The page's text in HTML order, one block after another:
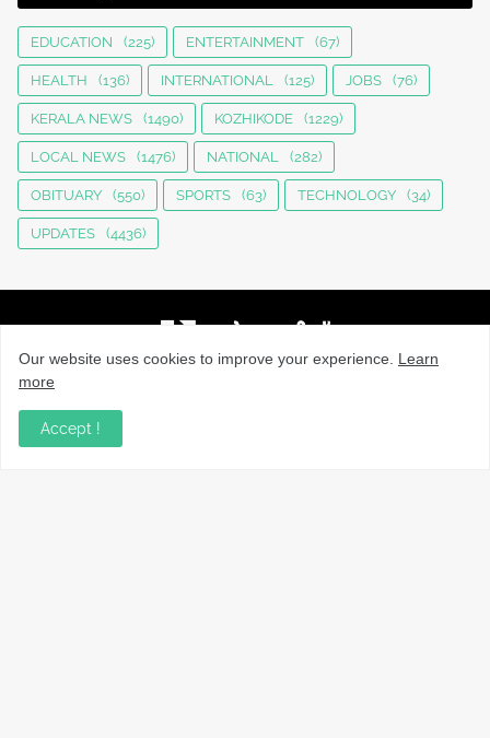
EDUCATION (225) ENTERTAINMENT (67)
HEALTH (136) INTERNATIONAL (125) JOBS (76)
KERALA NEWS (1490) KOZHIKODE (1229)
LOCAL NEWS (1476) NATIONAL (282)
OBITUARY (550) SPORTS (63) TECHNOLOGY (34)
UPDATES (4436)
നാട്ടുവാർത്തകൾ, തൊഴിൽ, വിദ്യാഭ്യാസം, വാണിജ്യം,
ടെക്നോളജി സംബന്ധമായ വാർത്തകൾ, പൊതു/ഗവൺമെൻ്റ്
അറിയിപ്പുകൾ, വിനോദം എന്നിവയും മറ്റും ഉൾക്കൊള്ളുന്ന,
Our website uses cookies to improve your experience. Learn
more
Accept !